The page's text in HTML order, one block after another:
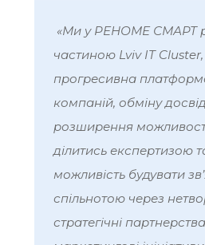
«Ми у РЕНОМЕ СМАРТ
частиною Lviv IT
прогресивна
компаній, обміну
розширення
ділитись експертизою
можливість будувати
спільнотою через
стратегічні